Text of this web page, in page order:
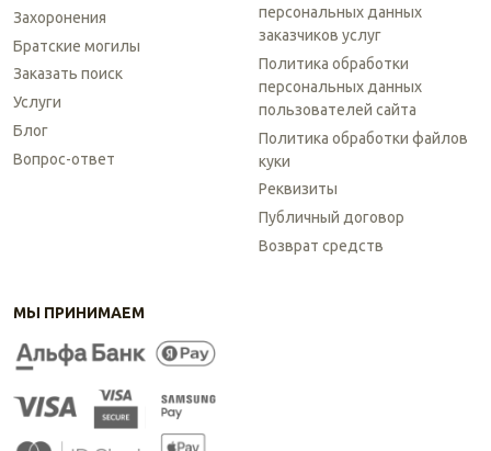
Захоронения
Братские могилы
Заказать поиск
Услуги
Блог
Вопрос-ответ
персональных данных
заказчиков услуг
Политика обработки
персональных данных
пользователей сайта
Политика обработки файлов
куки
Реквизиты
Публичный договор
Возврат средств
МЫ ПРИНИМАЕМ